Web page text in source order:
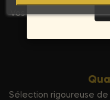
Vos commandes sont
pour
Sélection rigoureuse